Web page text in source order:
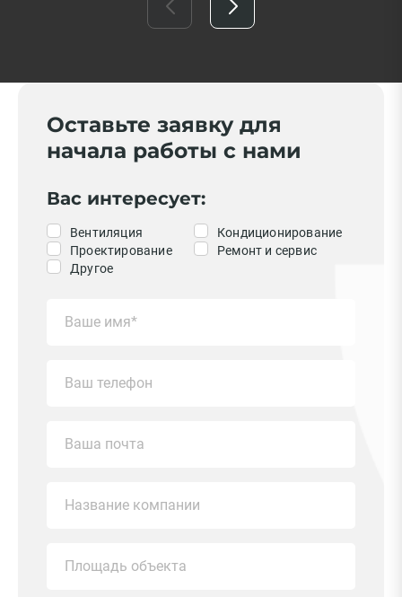
Оставьте заявку для
начала работы с нами
Вас интересует:
Вентиляция
Кондиционирование
Проектирование
Ремонт и сервис
Другое